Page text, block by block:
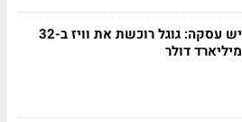
יש עסקה: גוגל רוכשת את וויז ב-32
מיליארד דולר